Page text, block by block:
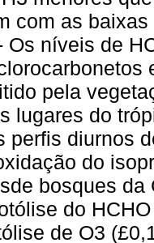
com as
Os níveis de
pela
lugares do
perfis diurnos
do
bosques
do
de O3